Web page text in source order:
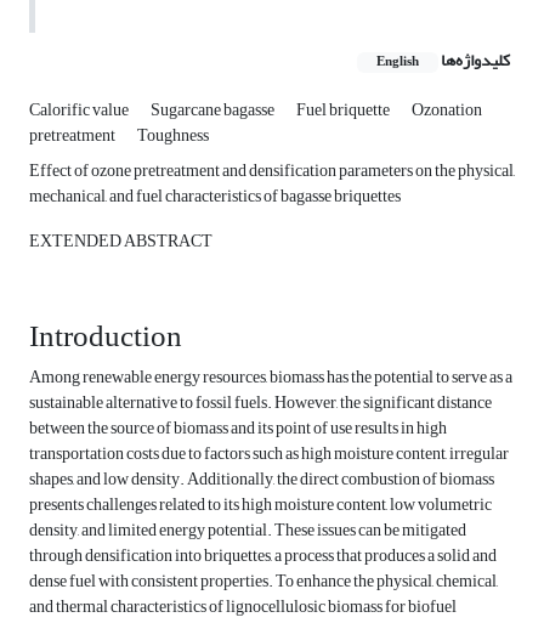
کلیدواژه‌ها English
Calorific value Sugarcane bagasse Fuel briquette Ozonation
pretreatment
Toughness
Effect of ozone pretreatment and densification parameters on the physical,
mechanical, and fuel characteristics of bagasse briquettes
EXTENDED ABSTRACT
Introduction
Among renewable energy resources, biomass has the potential to serve as a
sustainable alternative to fossil fuels. However, the significant distance
between the source of biomass and its point of use results in high
transportation costs due to factors such as high moisture content, irregular
shapes, and low density. Additionally, the direct combustion of biomass
presents challenges related to its high moisture content, low volumetric
density, and limited energy potential. These issues can be mitigated
through densification into briquettes, a process that produces a solid and
dense fuel with consistent properties. To enhance the physical, chemical,
and thermal characteristics of lignocellulosic biomass for biofuel